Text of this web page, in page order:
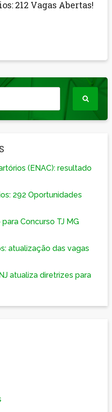
212 Vagas Abertas!
(ENAC): resultado
292 Oportunidades
Concurso TJ MG
atualização das vagas
atualiza diretrizes para